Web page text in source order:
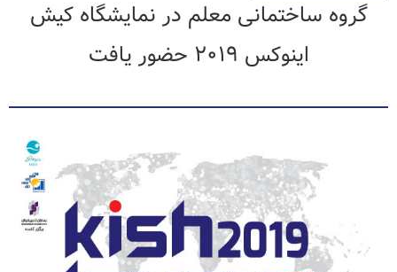
گروه ساختمانی معلم در نمایشگاه کیش
اینوکس ۲۰۱۹ حضور یافت